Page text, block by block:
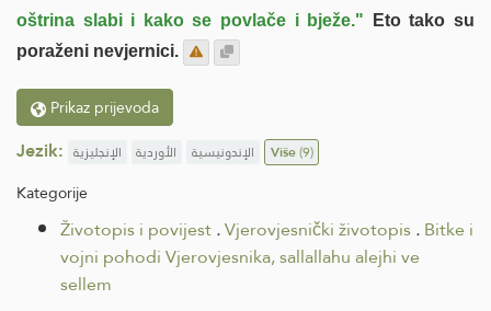
oštrina slabi i kako se povlače i bježe." Eto tako su
poraženi nevjernici.
Prikaz prijevoda
Jezik: الإنجليزية الأوردية الإندونيسية Više(9)
Kategorije
Životopis i povijest.Vjerovjesnički životopis.Bitke i
vojni pohodi Vjerovjesnika, sallallahu alejhi ve
sellem